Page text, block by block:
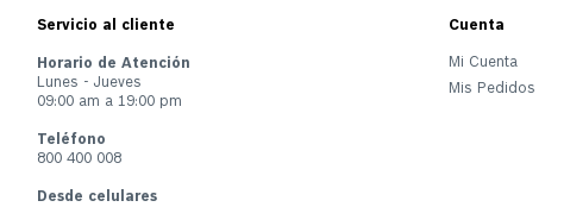
Servicio al cliente
Horario de Atención
Lunes - Jueves
09:00 am a 19:00 pm
Teléfono
800 400 008
Desde celulares
Cuenta
Mi Cuenta
Mis Pedidos